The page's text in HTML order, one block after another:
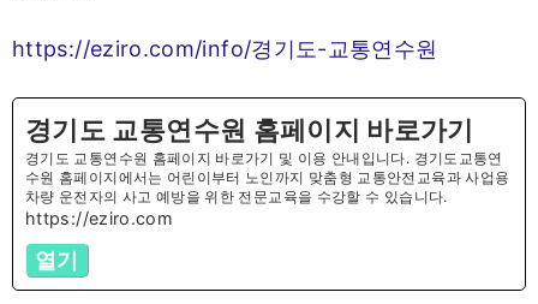
https://eziro.com/info/경기도-교통연수원
경기도 교통연수원 홈페이지 바로가기
경기도 교통연수원 홈페이지 바로가기 및 이용 안내입니다. 경기도교통연
수원 홈페이지에서는 어린이부터 노인까지 맞춤형 교통안전교육과 사업용
차량 운전자의 사고 예방을 위한 전문교육을 수강할 수 있습니다.
https://eziro.com
열기